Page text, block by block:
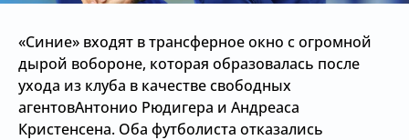
«Синие» входят в трансферное окно с огромной
дырой вобороне, которая образовалась после
ухода из клуба в качестве свободных
агентовАнтонио Рюдигера и Андреаса
Кристенсена. Оба футболиста отказались